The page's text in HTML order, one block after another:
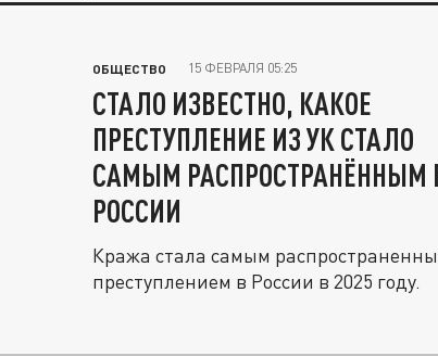
ОБЩЕСТВО 15 ФЕВРАЛЯ 05:25
СТАЛО ИЗВЕСТНО, КАКОЕ
ПРЕСТУПЛЕНИЕ ИЗ УК СТАЛО
САМЫМ РАСПРОСТРАНЁННЫМ
РОССИИ
Кража стала самым
преступлением в России в 2025 году.